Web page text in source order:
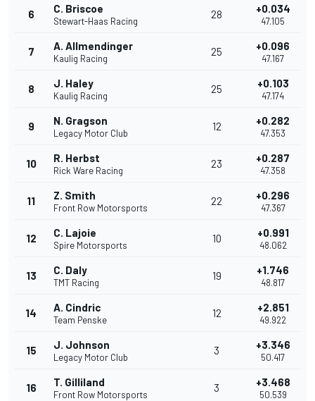
6 C. Briscoe
Stewart-Haas Racing
28 +0.034
47.105
7 A. Allmendinger
Kaulig Racing
25 +0.096
47.167
8 J. Haley
Kaulig Racing
25 +0.103
47.174
9 N. Gragson
Legacy Motor Club
12 +0.282
47.353
10 R. Herbst
Rick Ware Racing
23 +0.287
47.358
11 Z. Smith
Front Row Motorsports
22 +0.296
47.367
12 C. Lajoie
Spire Motorsports
10 +0.991
48.062
13 C. Daly
TMT Racing
19 +1.746
48.817
14 A. Cindric
Team Penske
12 +2.851
49.922
15 J. Johnson
Legacy Motor Club
3 +3.346
50.417
16 T. Gilliland
Front Row Motorsports
3 +3.468
50.539